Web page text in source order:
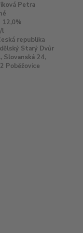
Petra
12,0%
l
republika
Starý Dvůr
Slovanská 24,
Poběžovice